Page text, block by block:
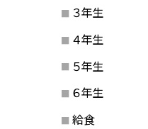
３年生
４年生
５年生
６年生
給食